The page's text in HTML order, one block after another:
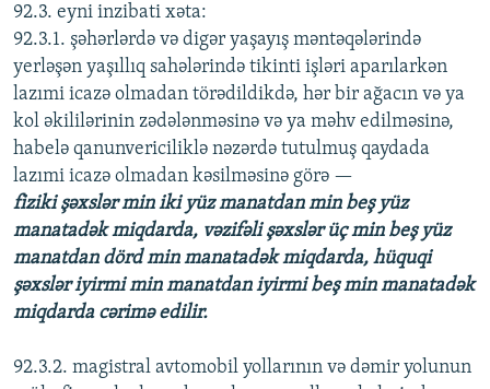
92.3. eyni inzibati xəta:
92.3.1. şəhərlərdə və digər yaşayış məntəqələrində
yerləşən yaşıllıq sahələrində tikinti işləri aparılarkən
lazımi icazə olmadan törədildikdə, hər bir ağacın və ya
kol əkililərinin zədələnməsinə və ya məhv edilməsinə,
habelə qanunvericiliklə nəzərdə tutulmuş qaydada
lazımi icazə olmadan kəsilməsinə görə —
fiziki şəxslər min iki yüz manatdan min beş yüz
manatadək miqdarda, vəzifəli şəxslər üç min beş yüz
manatdan dörd min manatadək miqdarda, hüquqi
şəxslər iyirmi min manatdan iyirmi beş min manatadək
miqdarda cərimə edilir.
92.3.2. magistral avtomobil yollarının və dəmir yolunun